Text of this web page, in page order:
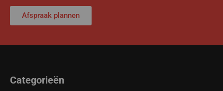
Afspraak plannen
Categorieën